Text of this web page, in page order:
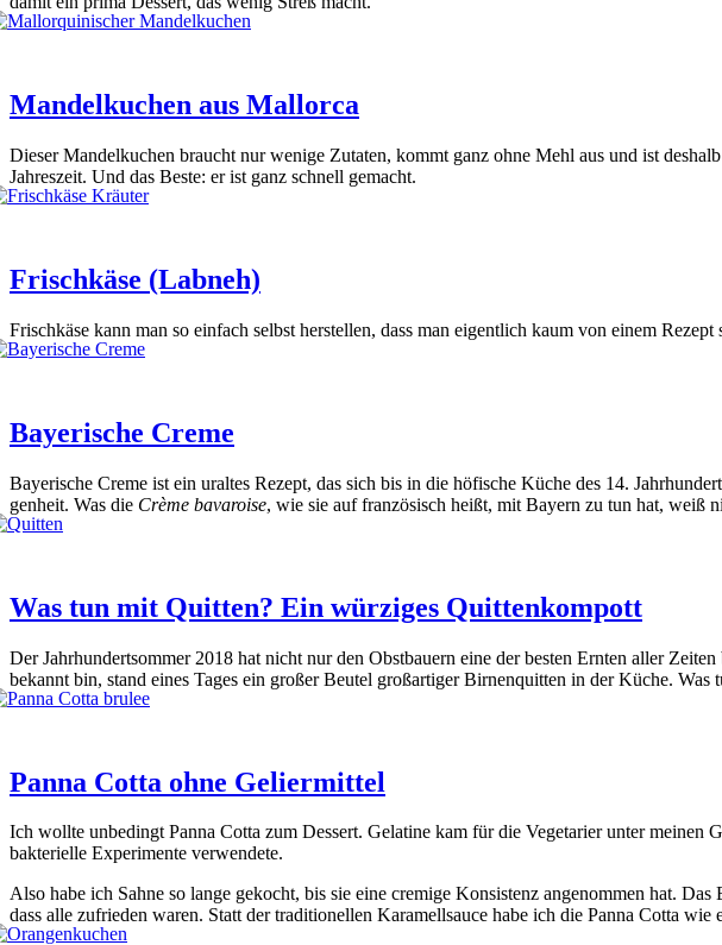
Mandelkuchen aus Mallorca
Die­ser Man­del­ku­chen braucht nur weni­ge Zuta­ten, kommt ganz ohne Mehl aus und ist
Jah­res­zeit. Und das Bes­te: er ist ganz schnell gemacht.
Frischkäse (Labneh)
Frisch­kä­se kann man so ein­fach selbst her­stel­len, dass man eigent­lich kaum von einem Rezept
Bayerische Creme
Baye­ri­sche Creme ist ein uraltes Rezept, das sich bis in die höfi­sche Küche des 14.
gen­heit. Was die Crè­me bava­roi­se, wie sie auf fran­zö­sisch heißt, mit Bay­ern zu tun hat, weiß
Was tun mit Quitten? Ein würziges Quittenkompott
Der Jahr­hun­dert­som­mer 2018 hat nicht nur den Obst­bau­ern eine der bes­ten Ern­ten aller
bekannt bin, stand eines Tages ein gro­ßer Beu­tel groß­ar­ti­ger Bir­nen­quit­ten in der Küche. Was
Panna Cotta ohne Geliermittel
Ich woll­te unbe­dingt Pan­na Cot­ta zum Des­sert. Gela­ti­ne kam für die Vege­ta­ri­er unter
bak­te­ri­el­le Expe­ri­men­te ver­wen­de­te.
Also habe ich Sah­ne so lan­ge gekocht, bis sie eine cre­mi­ge Kon­sis­tenz ange­nom­men hat.
dass alle zufrie­den waren. Statt der tra­di­tio­nel­len Kara­mell­sauce habe ich die Pan­na Cot­ta